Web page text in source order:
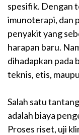
spesifik. Dengan
imunoterapi, dan
penyakit yang
harapan baru.
dihadapkan pada
teknis, etis,
Salah satu
adalah biaya
Proses riset, uji